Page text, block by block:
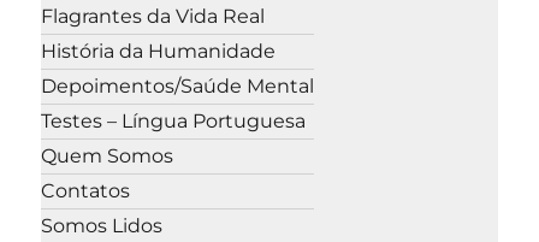
Flagrantes da Vida Real
História da Humanidade
Depoimentos/Saúde Mental
Testes – Língua Portuguesa
Quem Somos
Contatos
Somos Lidos